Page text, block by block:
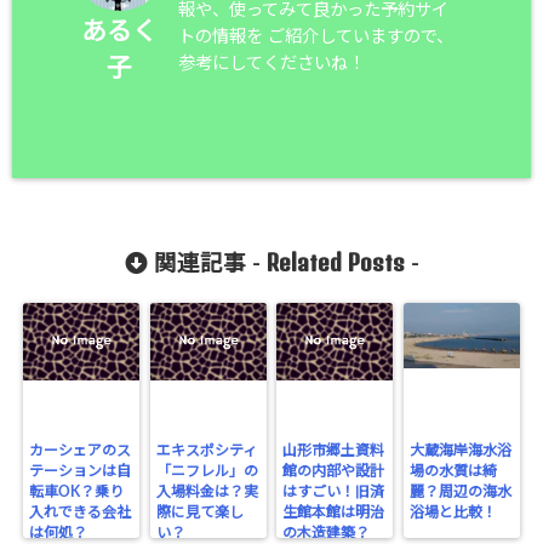
あるく
子
報や、使ってみて良かった予約サイ
トの情報を ご紹介していますので、
参考にしてくださいね！
関連記事 - Related Posts-
カーシェアのス
テーションは自
転車OK？乗り
入れできる会社
は何処？
エキスポシティ
「ニフレル」の
入場料金は？実
際に見て楽し
い？
山形市郷土資料
館の内部や設計
はすごい！旧済
生館本館は明治
の木造建築？
大蔵海岸海水浴
場の水質は綺
麗？周辺の海水
浴場と比較！